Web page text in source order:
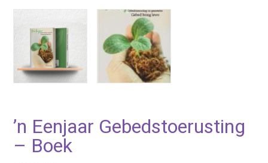
’n Eenjaar Gebedstoerusting
– Boek